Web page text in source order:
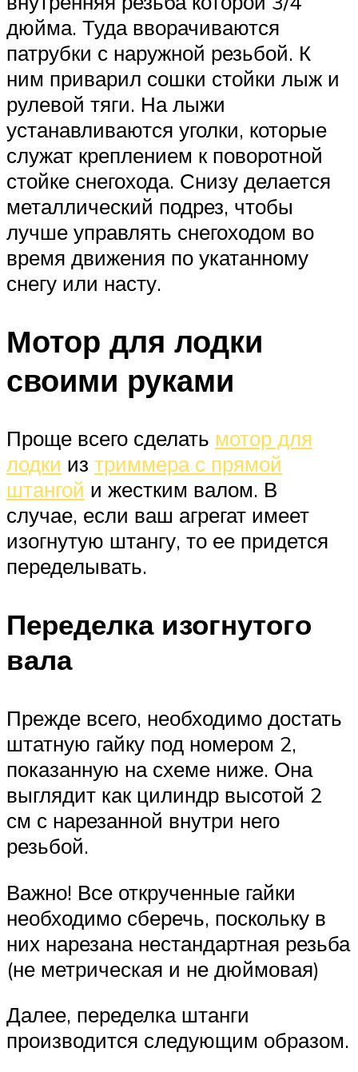
дюйма. Туда вворачиваются
патрубки с наружной резьбой. К
ним приварил сошки стойки лыж и
рулевой тяги. На лыжи
устанавливаются уголки, которые
служат креплением к поворотной
стойке снегохода. Снизу делается
металлический подрез, чтобы
лучше управлять снегоходом во
время движения по укатанному
снегу или насту.
Мотор для лодки
своими руками
Проще всего сделать мотор для
лодки из триммера с прямой
штангой и жестким валом. В
случае, если ваш агрегат имеет
изогнутую штангу, то ее придется
переделывать.
Переделка изогнутого
вала
Прежде всего, необходимо достать
штатную гайку под номером 2,
показанную на схеме ниже. Она
выглядит как цилиндр высотой 2
см с нарезанной внутри него
резьбой.
Важно! Все открученные гайки
необходимо сберечь, поскольку в
них нарезана нестандартная резьба
(не метрическая и не дюймовая)
Далее, переделка штанги
производится следующим образом.